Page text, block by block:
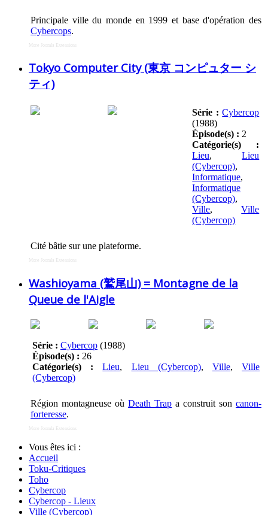
Principale ville du monde en 1999 et base d'opération des
Cybercops.
More Joomla Extensions
Tokyo Computer City (東京 コンピュター シ
ティ)
Série : Cybercop
(1988)
Épisode(s) : 2
Catégorie(s) :
Lieu,Lieu
(Cybercop),
Informatique,
Informatique
(Cybercop),
Ville,Ville
(Cybercop)
Cité bâtie sur une plateforme.
More Joomla Extensions
Washioyama (鷲尾山) = Montagne de la
Queue de l'Aigle
Série : Cybercop (1988)
Épisode(s) : 26
Catégorie(s) :
Lieu, Lieu (Cybercop), Ville,Ville
(Cybercop)
Région montagneuse où Death Trap a construit son canon-
forteresse.
More Joomla Extensions
Vous êtes ici :
Accueil
Toku-Critiques
Toho
Cybercop
Cybercop - Lieux
Ville (Cybercop)